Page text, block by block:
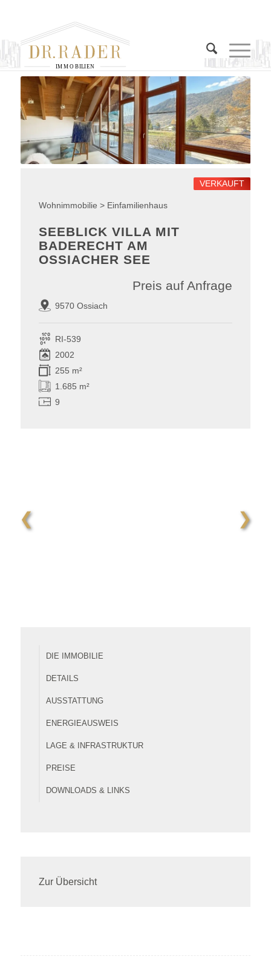
IMMO BILIEN
Wohnimmobilie > Einfamilienhaus
VERKAUFT
SEEBLICK VILLA MIT
BADERECHT AM
OSSIACHER SEE
9570 Ossiach
Preis auf Anfrage
RI-539
2002
255 m²
1.685 m²
9
❮ ❯
DIE IMMOBILIE
DETAILS
AUSSTATTUNG
ENERGIEAUSWEIS
LAGE & INFRASTRUKTUR
PREISE
DOWNLOADS & LINKS
Zur Übersicht